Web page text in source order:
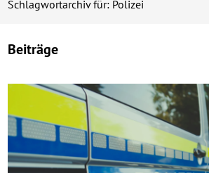
Schlagwortarchiv für: Polizei
Beiträge